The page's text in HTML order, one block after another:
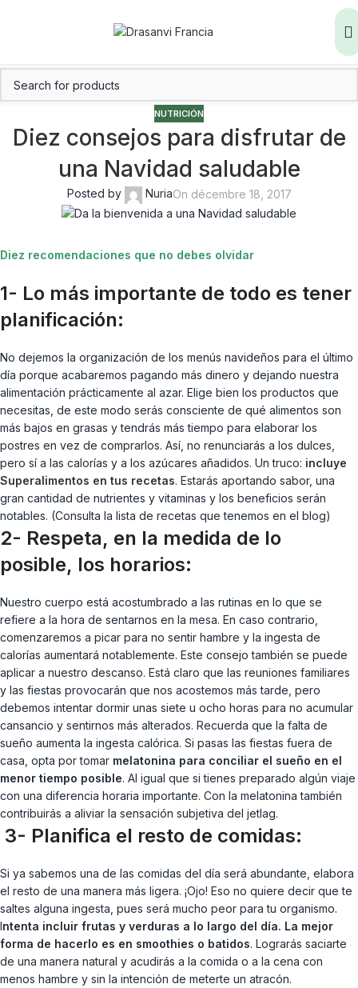
NUTRICIÓN
Diez consejos para disfrutar de
una Navidad saludable
Posted by NuriaOn décembre 18, 2017
Diez recomendaciones que no debes olvidar
1- Lo más importante de todo es tener
planificación:
No dejemos la organización de los menús navideños para el último
día porque acabaremos pagando más dinero y dejando nuestra
alimentación prácticamente al azar. Elige bien los productos que
necesitas, de este modo serás consciente de qué alimentos son
más bajos en grasas y tendrás más tiempo para elaborar los
postres en vez de comprarlos. Así, no renunciarás a los dulces,
pero sí a las calorías y a los azúcares añadidos. Un truco: incluye
Superalimentos en tus recetas. Estarás aportando sabor, una
gran cantidad de nutrientes y vitaminas y los beneficios serán
notables. (Consulta la lista de recetas que tenemos en el blog)
2- Respeta, en la medida de lo
posible, los horarios:
Nuestro cuerpo está acostumbrado a las rutinas en lo que se
refiere a la hora de sentarnos en la mesa. En caso contrario,
comenzaremos a picar para no sentir hambre y la ingesta de
calorías aumentará notablemente. Este consejo también se puede
aplicar a nuestro descanso. Está claro que las reuniones familiares
y las fiestas provocarán que nos acostemos más tarde, pero
debemos intentar dormir unas siete u ocho horas para no acumular
cansancio y sentirnos más alterados. Recuerda que la falta de
sueño aumenta la ingesta calórica. Si pasas las fiestas fuera de
casa, opta por tomar melatonina para conciliar el sueño en el
menor tiempo posible. Al igual que si tienes preparado algún viaje
con una diferencia horaria importante. Con la melatonina también
contribuirás a aliviar la sensación subjetiva del jetlag.
3- Planifica el resto de comidas:
Si ya sabemos una de las comidas del día será abundante, elabora
el resto de una manera más ligera. ¡Ojo! Eso no quiere decir que te
saltes alguna ingesta, pues será mucho peor para tu organismo.
Intenta incluir frutas y verduras a lo largo del día. La mejor
forma de hacerlo es en smoothies o batidos. Lograrás saciarte
de una manera natural y acudirás a la comida o a la cena con
menos hambre y sin la intención de meterte un atracón.